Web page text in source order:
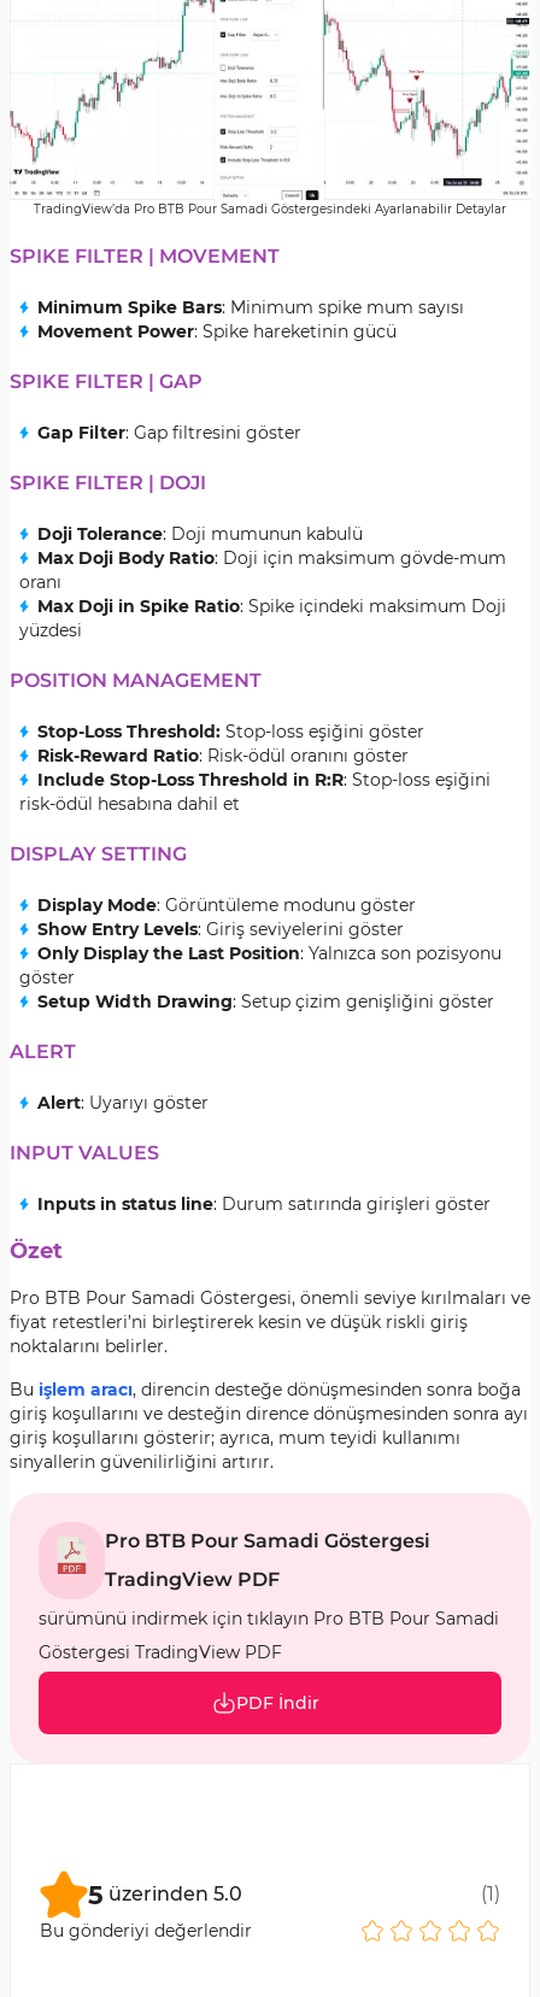
TradingView’da Pro BTB Pour Samadi Göstergesindeki Ayarlanabilir Detaylar
SPIKE FILTER | MOVEMENT
Minimum Spike Bars: Minimum spike mum sayısı
Movement Power: Spike hareketinin gücü
SPIKE FILTER | GAP
Gap Filter: Gap filtresini göster
SPIKE FILTER | DOJI
Doji Tolerance: Doji mumunun kabulü
Max Doji Body Ratio: Doji için maksimum gövde-mum
oranı
Max Doji in Spike Ratio: Spike içindeki maksimum Doji
yüzdesi
POSITION MANAGEMENT
Stop-Loss Threshold: Stop-loss eşiğini göster
Risk-Reward Ratio: Risk-ödül oranını göster
Include Stop-Loss Threshold in R:R: Stop-loss eşiğini
risk-ödül hesabına dahil et
DISPLAY SETTING
Display Mode: Görüntüleme modunu göster
Show Entry Levels: Giriş seviyelerini göster
Only Display the Last Position: Yalnızca son pozisyonu
göster
Setup Width Drawing: Setup çizim genişliğini göster
ALERT
Alert: Uyarıyı göster
INPUT VALUES
Inputs in status line: Durum satırında girişleri göster
Özet
Pro BTB Pour Samadi Göstergesi, önemli seviye kırılmaları ve
fiyat retestleri’ni birleştirerek kesin ve düşük riskli giriş
noktalarını belirler.
Bu işlem aracı, direncin desteğe dönüşmesinden sonra boğa
giriş koşullarını ve desteğin dirence dönüşmesinden sonra ayı
giriş koşullarını gösterir; ayrıca, mum teyidi kullanımı
sinyallerin güvenilirliğini artırır.
Pro BTB Pour Samadi Göstergesi
TradingView PDF
sürümünü indirmek için tıklayın Pro BTB Pour Samadi
Göstergesi TradingView PDF
PDF İndir
5 üzerinden 5.0 (1)
Bu gönderiyi değerlendir